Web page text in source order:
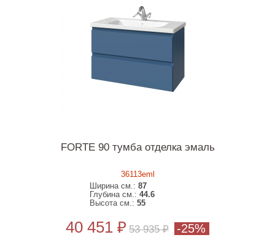
FORTE 90 тумба отделка эмаль
36113eml
Ширина см.:87
Глубина см.:44.6
Высота см.:55
40 451 ₽ 53 935 ₽ -25%